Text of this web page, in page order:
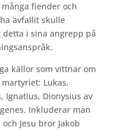
fiender och
avfallit skulle
i sina angrepp på
källor som vittnar om
Lukas,
Ignatius, Dionysius av
Inkluderar man
Jesu bror Jakob